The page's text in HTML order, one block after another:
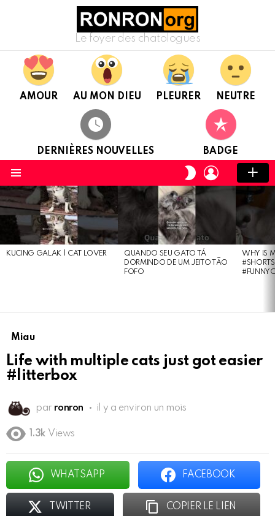
Le foyer des chatologues
AMOUR AU MON DIEU PLEURER NEUTRE
DERNIÈRES NOUVELLES BADGE
CHANGER
DE
PEAU
CONNEXION
DERNIÈRES
NOUVELLES
KUCING GALAK | CAT LOVER
QUANDO SEU GATO TÁ
DORMINDO DE UM JEITO TÃO
FOFO
WHY IS
Miau
Life with multiple cats just got easier
#litterbox
par ronron il y a environ un mois
1.3k Views
WHATSAPP FACEBOOK
TWITTER COPIER LE LIEN